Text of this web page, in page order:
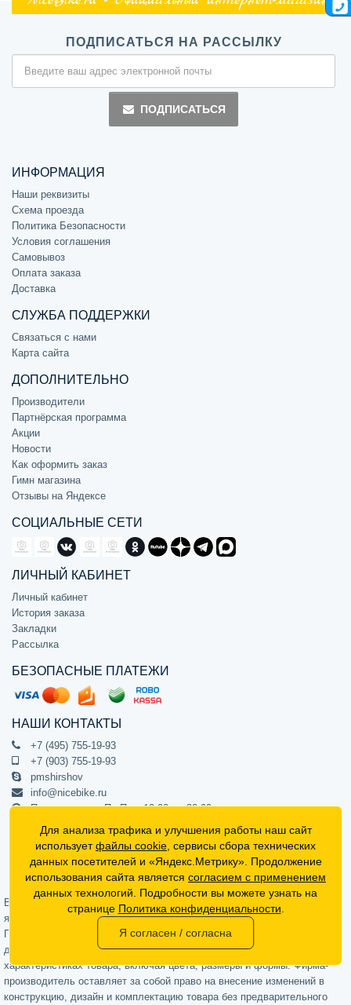
ПОДПИСАТЬСЯ НА РАССЫЛКУ
ПОДПИСАТЬСЯ
ИНФОРМАЦИЯ
Наши реквизиты
Схема проезда
Политика Безопасности
Условия соглашения
Самовывоз
Оплата заказа
Доставка
СЛУЖБА ПОДДЕРЖКИ
Связаться с нами
Карта сайта
ДОПОЛНИТЕЛЬНО
Производители
Партнёрская программа
Акции
Новости
Как оформить заказ
Гимн магазина
Отзывы на Яндексе
СОЦИАЛЬНЫЕ СЕТИ
ЛИЧНЫЙ КАБИНЕТ
Личный кабинет
История заказа
Закладки
Рассылка
БЕЗОПАСНЫЕ ПЛАТЕЖИ
НАШИ КОНТАКТЫ
+7 (495) 755-19-93
+7 (903) 755-19-93
pmshirshov
info@nicebike.ru
Прием звонков Пн-Пт с 10:00 до 20:00
ПВЗ Пн-Пт с 10:00 до 20:00
г. Москва, ул. Барклая 13с1
подъезд 1, цокольный этаж, офис 1
Официальный интернет-магазин NiceBike © 2012 - 2026
Вся информация на сайте носит ознакомительный характер, не
является публичной офертой (определяемой положениями Статьи 437
Гражданского кодекса РФ) и не может в полной мере передавать
достоверную информацию о свойствах, комплектации и
характеристиках товара, включая цвета, размеры и формы. Фирма-
производитель оставляет за собой право на внесение изменений в
конструкцию, дизайн и комплектацию товара без предварительного
Для анализа трафика и улучшения работы наш сайт
используетфайлы cookie , сервисы сбора технических
данных посетителей и «Яндекс.Метрику». Продолжение
использования сайта является согласием с применением
данных технологий. Подробности вы можете узнать на
странице Политика конфиденциальности
Я согласен / согласна